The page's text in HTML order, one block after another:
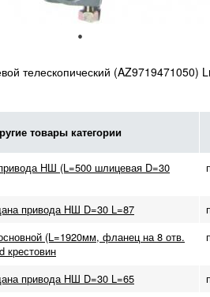
телескопический (AZ9719471050)
товары категории
НШ (L=500 шлицевая D=30
привода НШ D=30 L=87
(L=1920мм, фланец на 8 отв.
крестовин
привода НШ D=30 L=65